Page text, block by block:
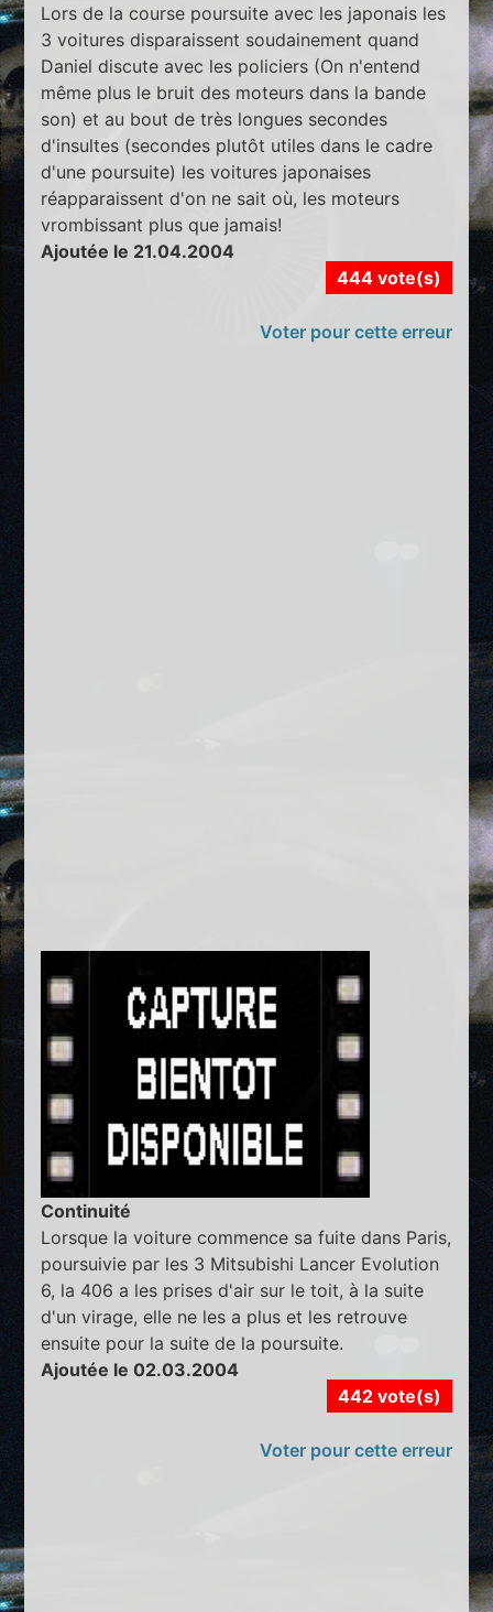
Lors de la course poursuite avec les japonais les
3 voitures disparaissent soudainement quand
Daniel discute avec les policiers (On n'entend
même plus le bruit des moteurs dans la bande
son) et au bout de très longues secondes
d'insultes (secondes plutôt utiles dans le cadre
d'une poursuite) les voitures japonaises
réapparaissent d'on ne sait où, les moteurs
vrombissant plus que jamais!
Ajoutée le 21.04.2004
444 vote(s)
Voter pour cette erreur
Continuité
Lorsque la voiture commence sa fuite dans Paris,
poursuivie par les 3 Mitsubishi Lancer Evolution
6, la 406 a les prises d'air sur le toit, à la suite
d'un virage, elle ne les a plus et les retrouve
ensuite pour la suite de la poursuite.
Ajoutée le 02.03.2004
442 vote(s)
Voter pour cette erreur